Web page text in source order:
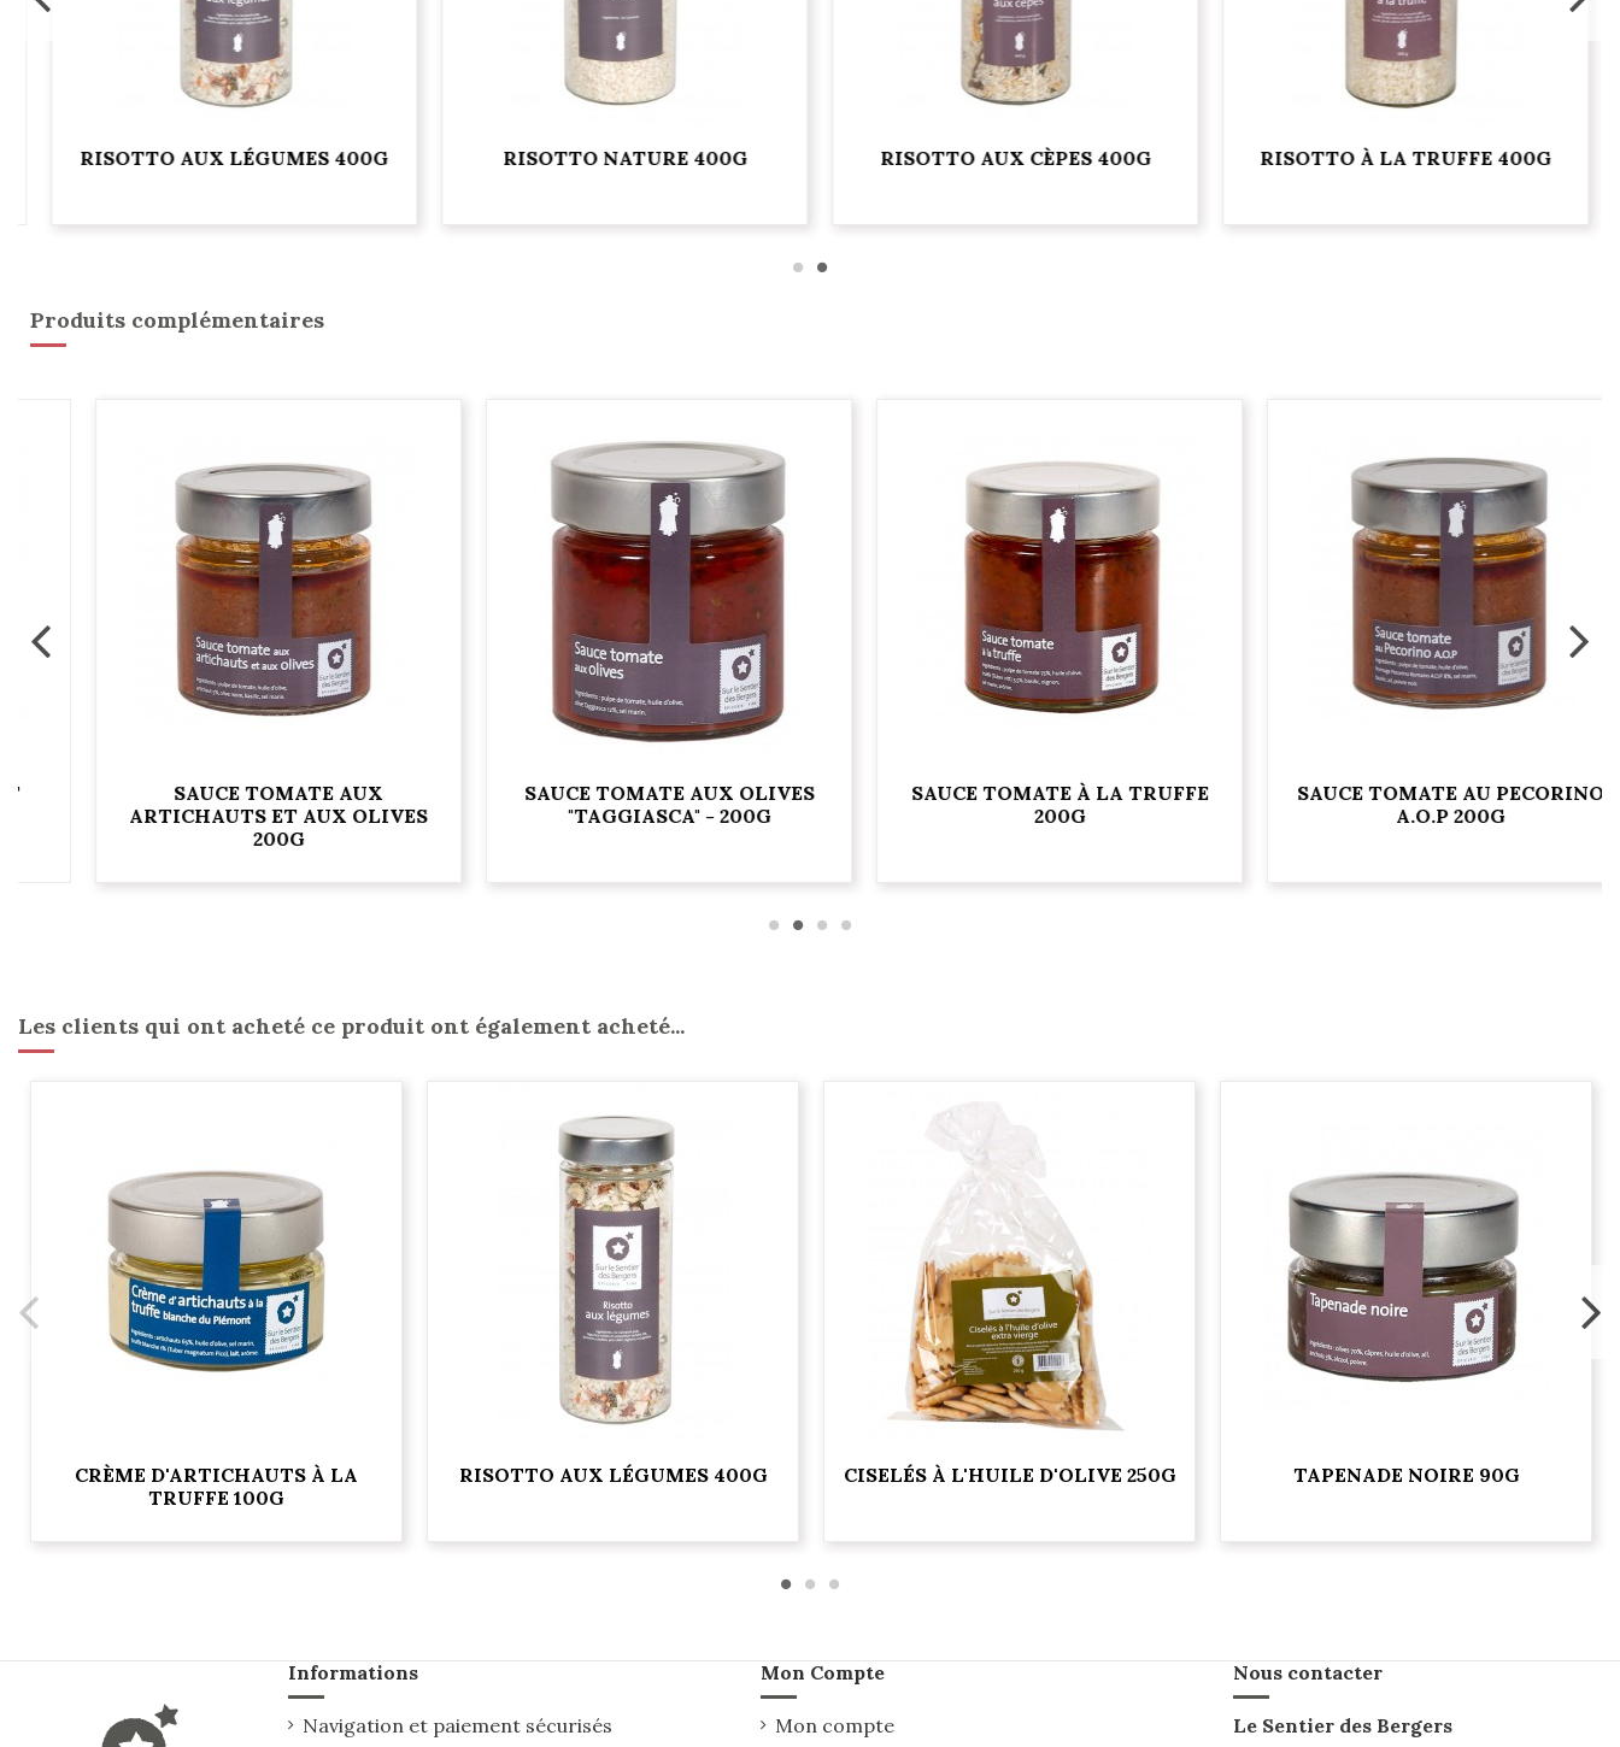
RISOTTO AUX LÉGUMES 400G RISOTTO NATURE 400G RISOTTO AUX CÈPES 400G RISOTTO À LA TRUFFE 400G
Produits complémentaires
SAUCE TOMATE AUX
ARTICHAUTS ET AUX OLIVES
SAUCE TOMATE AUX OLIVES
"TAGGIASCA" - 200G
SAUCE TOMATE À LA TRUFFE
SAUCE TOMATE AU PECORINO
A.O.P 200G
Les clients qui ont acheté ce produit ont également acheté...
CRÈME D'ARTICHAUTS À LA
TRUFFE 100G
RISOTTO AUX LÉGUMES 400G CISELÉS À L'HUILE D'OLIVE 250G TAPENADE NOIRE 90G
Informations
Navigation et paiement sécurisés
Mon Compte
Mon compte
Nous contacter
Le Sentier des Bergers